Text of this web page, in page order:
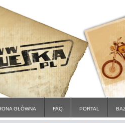
GŁÓWNA FAQ PORTAL